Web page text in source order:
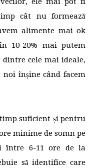
cât nu formează
alimente mai ok
10-20% mai putem
cele mai ideale,
înșine când facem
suficient și pentru
minime de somn pe
între 6-11 ore de la
să identifice care